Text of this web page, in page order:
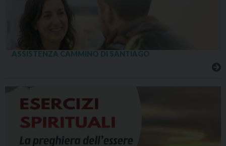
ASSISTENZA CAMMINO DI SANTIAGO